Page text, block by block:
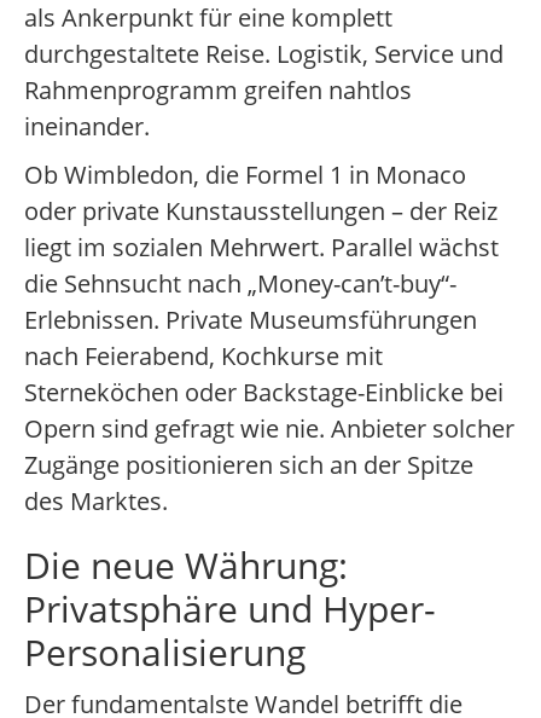
als Ankerpunkt für eine komplett
durchgestaltete Reise. Logistik, Service und
Rahmenprogramm greifen nahtlos
ineinander.
Ob Wimbledon, die Formel 1 in Monaco
oder private Kunstausstellungen – der Reiz
liegt im sozialen Mehrwert. Parallel wächst
die Sehnsucht nach „Money-can’t-buy“-
Erlebnissen. Private Museumsführungen
nach Feierabend, Kochkurse mit
Sterneköchen oder Backstage-Einblicke bei
Opern sind gefragt wie nie. Anbieter solcher
Zugänge positionieren sich an der Spitze
des Marktes.
Die neue Währung:
Privatsphäre und Hyper-
Personalisierung
Der fundamentalste Wandel betrifft die